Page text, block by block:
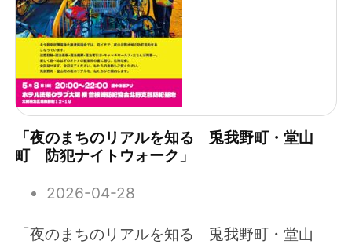
「夜のまちのリアルを知る 兎我野町・堂山
町 防犯ナイトウォーク」
2026-04-28
「夜のまちのリアルを知る 兎我野町・堂山